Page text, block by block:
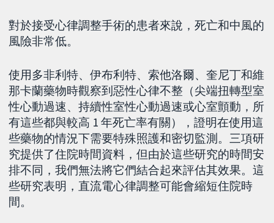
對於接受心律調整手術的患者來說，死亡和中風的
風險非常低。
使用多非利特、伊布利特、索他洛爾、奎尼丁和維
那卡蘭藥物時觀察到惡性心律不整（尖端扭轉型室
性心動過速、持續性室性心動過速或心室顫動，所
有這些都與較高 1 年死亡率有關），證明在使用這
些藥物的情況下需要特殊照護和密切監測。三項研
究提供了住院時間資料，但由於這些研究的時間安
排不同，我們無法將它們結合起來評估其效果。這
些研究表明，直流電心律調整可能會縮短住院時
間。